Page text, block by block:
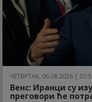
ЧЕТВРТАК, 06.08.2026 |
Венс: Иранци су
преговори ће